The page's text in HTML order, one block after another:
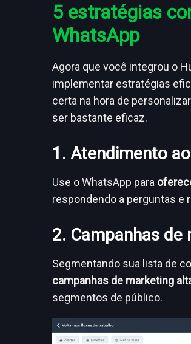
5 estratégias
WhatsApp
Agora que você integrou o
implementar estratégias
certa na hora de
ser bastante eficaz.
1. Atendimento
Use o WhatsApp para
respondendo a perguntas e
2. Campanhas
Segmentando sua lista de
campanhas de marketing
segmentos de público.